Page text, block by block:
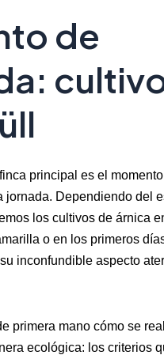
de
principal es el
jornada. Dependiendo del
los cultivos de árnica
o en los primeros
inconfundible aspecto
primera mano cómo se
ecológica: los criterios